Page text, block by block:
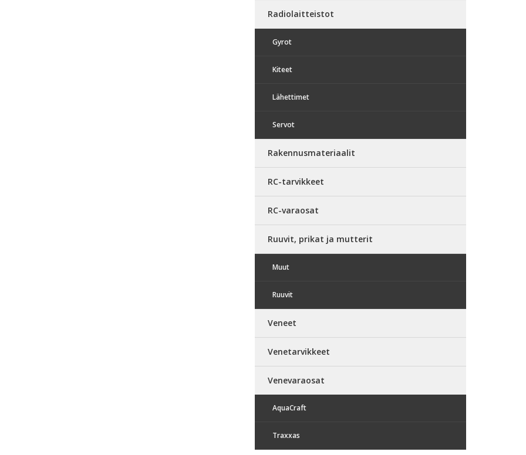
Radiolaitteistot
Gyrot
Kiteet
Lähettimet
Servot
Rakennusmateriaalit
RC-tarvikkeet
RC-varaosat
Ruuvit, prikat ja mutterit
Muut
Ruuvit
Veneet
Venetarvikkeet
Venevaraosat
AquaCraft
Traxxas